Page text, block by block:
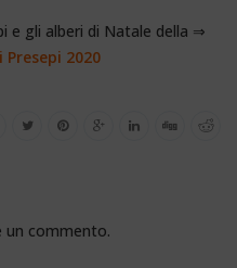
e gli alberi di Natale della ⇒
2020
un commento.